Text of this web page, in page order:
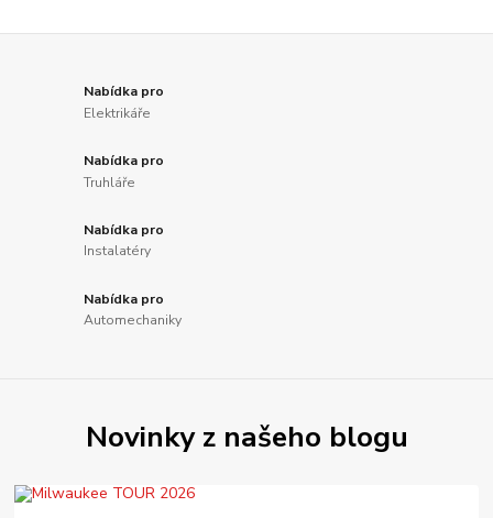
Nabídka pro
Elektrikáře
Nabídka pro
Truhláře
Nabídka pro
Instalatéry
Nabídka pro
Automechaniky
Novinky z našeho blogu